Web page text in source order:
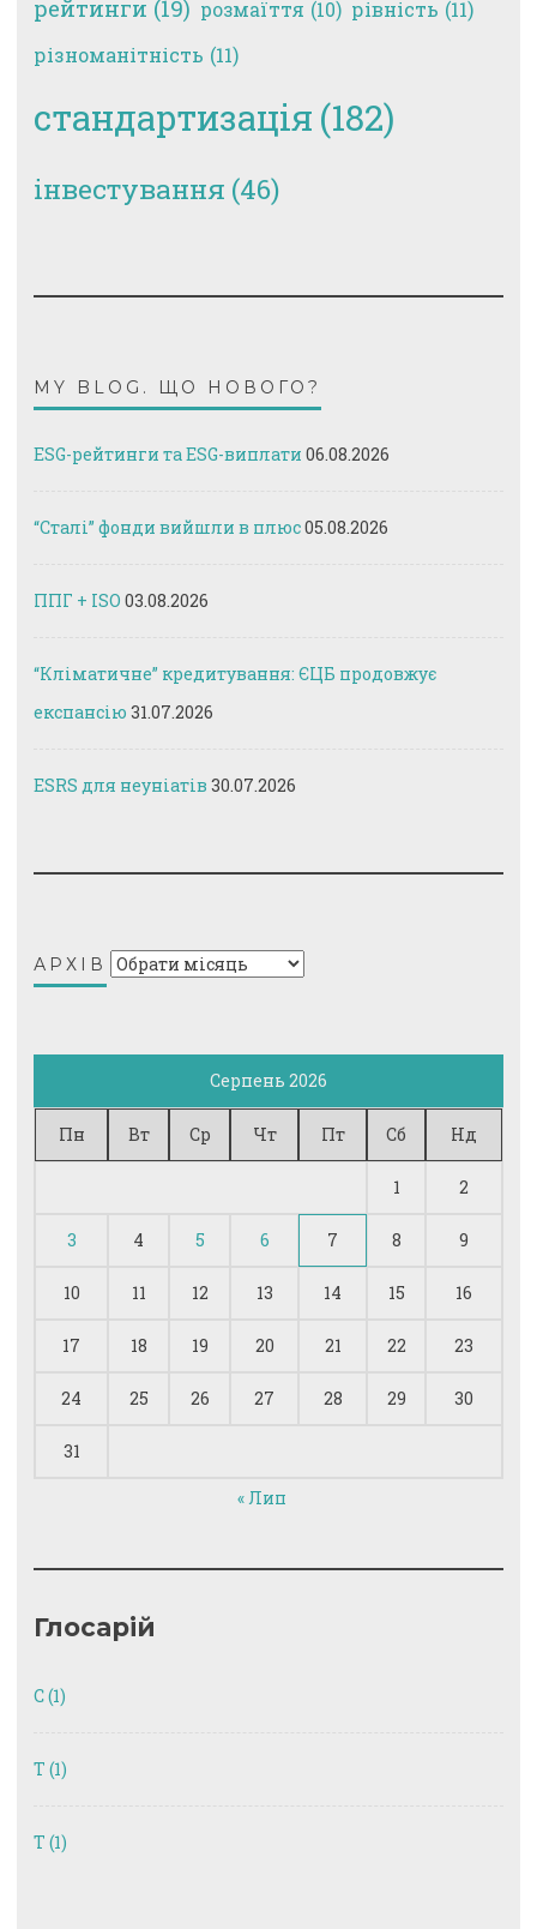
рейтинги (19) розмаїття (10) рівність (11)
різноманітність (11)
стандартизація (182)
інвестування (46)
MY BLOG. ЩО НОВОГО?
ESG-рейтинги та ESG-виплати 06.08.2026
“Сталі” фонди вийшли в плюс05.08.2026
ППГ + ISO 03.08.2026
“Кліматичне” кредитування: ЄЦБ продовжує
експансію 31.07.2026
ESRS для неуніатів 30.07.2026
АРХІВ Архів
Серпень 2026
Пн Вт Ср Чт Пт Сб Нд
1 2
3 4 5 6 7 8 9
10 11 12 13 14 15 16
17 18 19 20 21 22 23
24 25 26 27 28 29 30
31
« Лип
Глосарій
C(1)
T (1)
Т (1)